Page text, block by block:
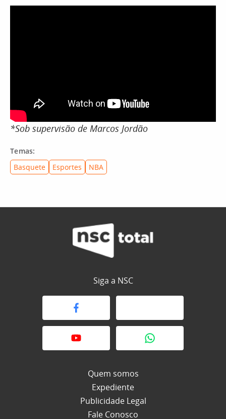
*Sob supervisão de Marcos Jordão
Temas:
Basquete
Esportes NBA
Siga a NSC
Quem somos
Expediente
Publicidade Legal
Fale Conosco